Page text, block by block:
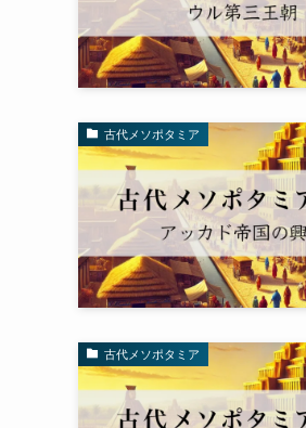
古代メソポタミア
古代メソポタミア